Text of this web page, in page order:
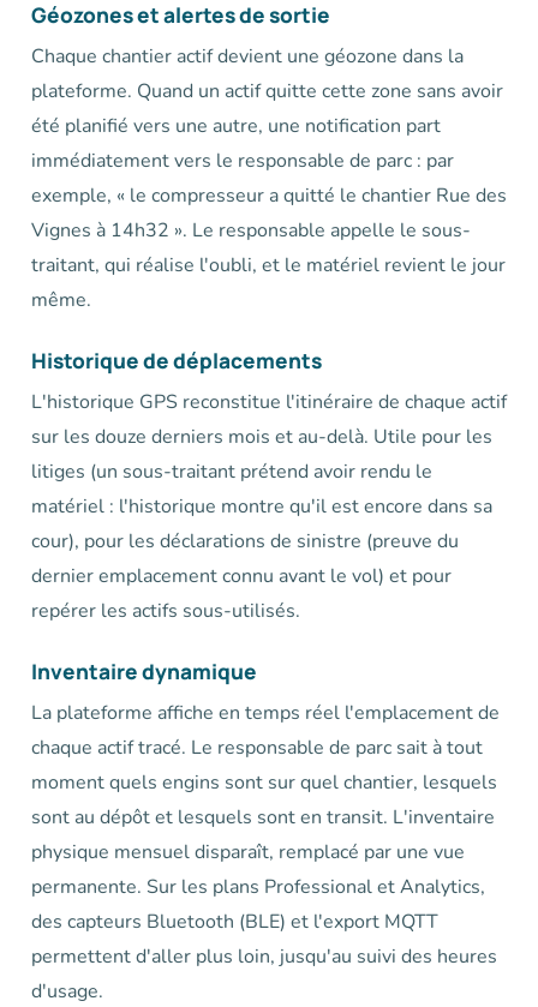
Géozones et alertes de sortie
Chaque chantier actif devient une géozone dans la
plateforme. Quand un actif quitte cette zone sans avoir
été planifié vers une autre, une notification part
immédiatement vers le responsable de parc : par
exemple, « le compresseur a quitté le chantier Rue des
Vignes à 14h32 ». Le responsable appelle le sous-
traitant, qui réalise l'oubli, et le matériel revient le jour
même.
Historique de déplacements
L'historique GPS reconstitue l'itinéraire de chaque actif
sur les douze derniers mois et au-delà. Utile pour les
litiges (un sous-traitant prétend avoir rendu le
matériel : l'historique montre qu'il est encore dans sa
cour), pour les déclarations de sinistre (preuve du
dernier emplacement connu avant le vol) et pour
repérer les actifs sous-utilisés.
Inventaire dynamique
La plateforme affiche en temps réel l'emplacement de
chaque actif tracé. Le responsable de parc sait à tout
moment quels engins sont sur quel chantier, lesquels
sont au dépôt et lesquels sont en transit. L'inventaire
physique mensuel disparaît, remplacé par une vue
permanente. Sur les plans Professional et Analytics,
des capteurs Bluetooth (BLE) et l'export MQTT
permettent d'aller plus loin, jusqu'au suivi des heures
d'usage.